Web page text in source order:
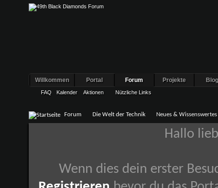
Willkommen Portal Forum
FAQ Kalender Aktionen Nützliche Links
Projekte
Forum Die Welt der Technik Neues & Wissenswertes
Hallo
Wenn dies dein erster